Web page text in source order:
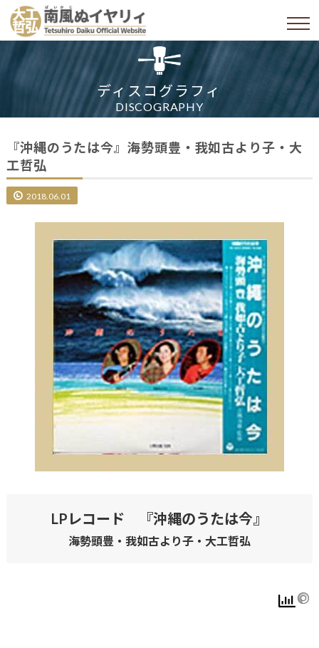
ディスコグラフィ
DISCOGRAPHY
『沖縄のうたは今』海勢頭豊・我如古より子・大
工哲弘
2018.06.01
LPレコード 『沖縄のうたは今』
海勢頭豊・我如古より子・大工哲弘